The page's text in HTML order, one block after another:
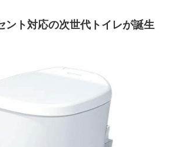
ント対応の次世代トイレが誕生